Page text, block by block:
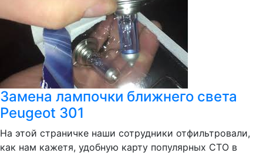
Замена лампочки ближнего света
Peugeot 301
На этой страничке наши сотрудники отфильтровали,
как нам кажетя, удобную карту популярных СТО в